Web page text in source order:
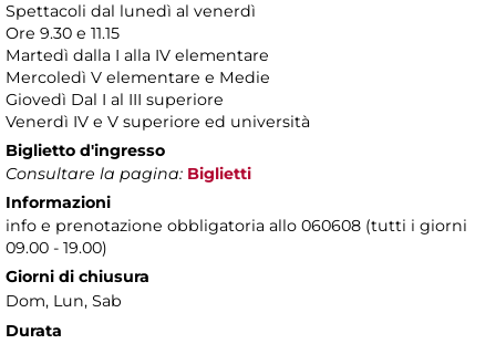
Spettacoli dal lunedì al venerdì
Ore 9.30 e 11.15
Martedì dalla I alla IV elementare
Mercoledì V elementare e Medie
Giovedì Dal I al III superiore
Venerdì IV e V superiore ed università
Biglietto d'ingresso
Consultare la pagina: Biglietti
Informazioni
info e prenotazione obbligatoria allo 060608 (tutti i giorni
09.00 - 19.00)
Giorni di chiusura
Dom, Lun, Sab
Durata